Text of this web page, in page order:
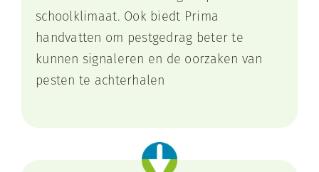
schoolklimaat. Ook biedt Prima
handvatten om pestgedrag beter te
kunnen signaleren en de oorzaken van
pesten te achterhalen